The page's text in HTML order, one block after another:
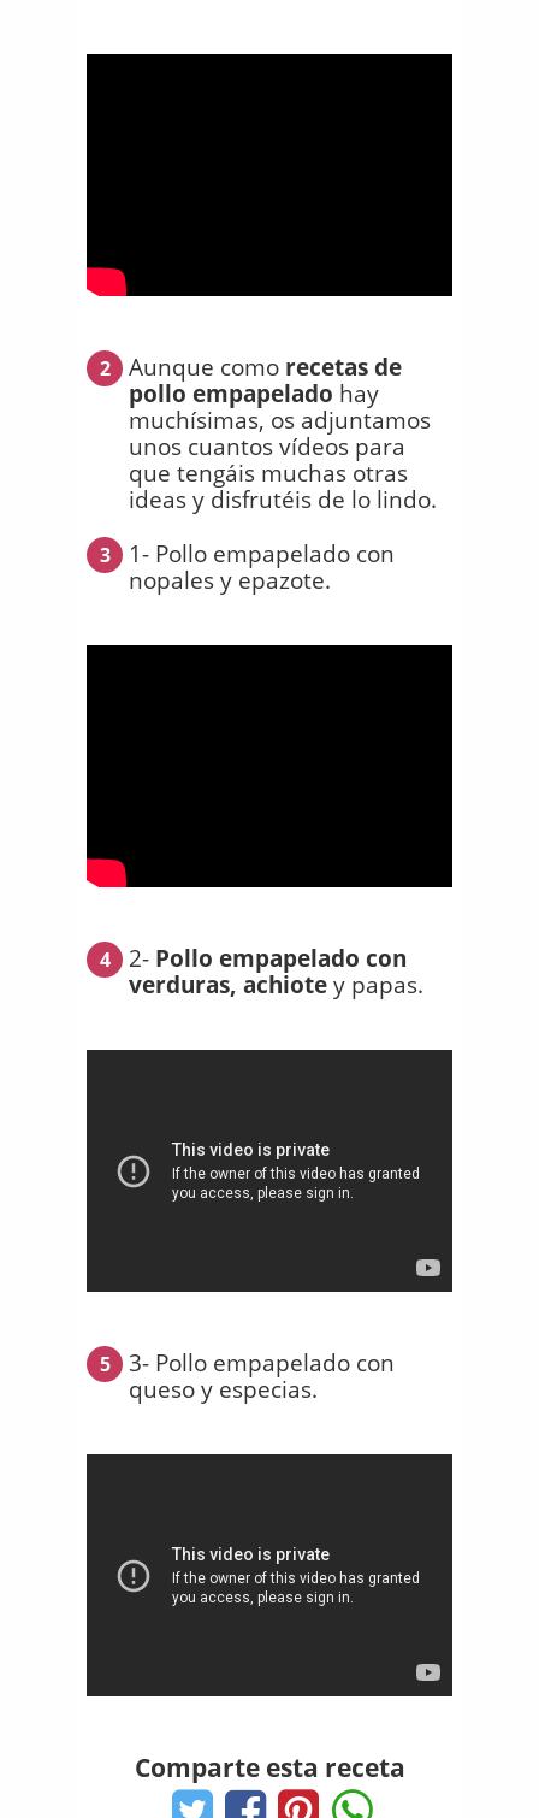
2 Aunque como recetas de
pollo empapelado hay
muchísimas, os adjuntamos
unos cuantos vídeos para
que tengáis muchas otras
ideas y disfrutéis de lo lindo.
3
1- Pollo empapelado con
nopales y epazote.
4 2- Pollo empapelado con
verduras, achiotey papas.
5
3- Pollo empapelado con
queso y especias.
Comparte esta receta